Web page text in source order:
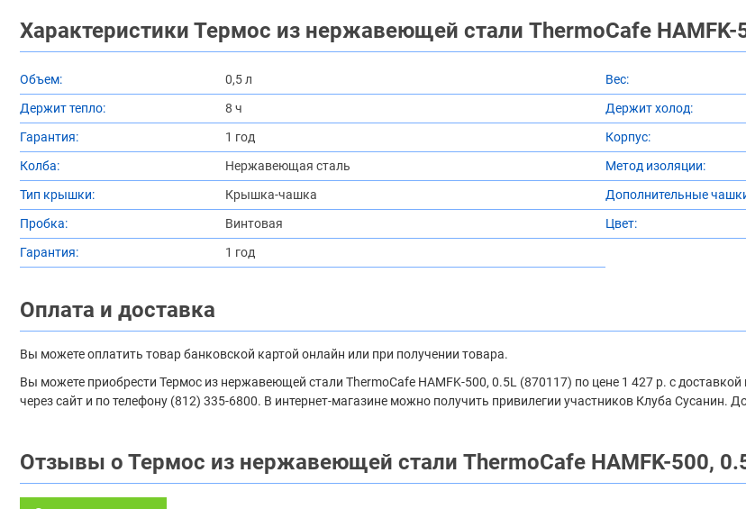
Характеристики Термос из нержавеющей стали ThermoCafe HAMFK-
Объем: 0,5 л Вес:
Держит тепло:
8 ч Держит холод:
Гарантия:
1 год Корпус:
Колба:
Нержавеющая сталь Метод изоляции:
Тип крышки:
Крышка-чашка Дополнительные
Пробка:
Винтовая Цвет:
Гарантия:
1 год
Оплата и доставка
Вы можете оплатить товар банковской картой онлайн или при получении товара.
Вы можете приобрести Термос из нержавеющей стали ThermoCafe HAMFK-500, 0.5L (870117) по цене 1 427 р. с
через сайт и по телефону (812) 335-6800. В интернет-магазине можно получить привилегии участников Клуба Сусанин.
Отзывы о Термос из нержавеющей стали ThermoCafe HAMFK-500,